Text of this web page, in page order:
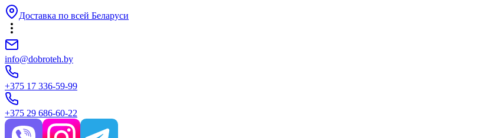
Доставка по всей Беларуси
info@dobroteh.by
+375 17 336-59-99
+375 29 686-60-22